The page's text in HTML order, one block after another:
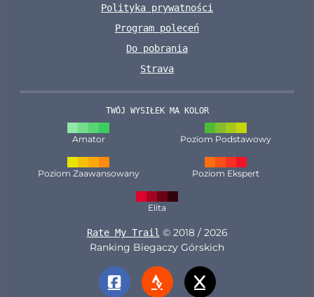
Polityka prywatności
Program poleceń
Do pobrania
Strava
TWÓJ WYSIŁEK MA KOLOR
Amator Poziom Podstawowy
Poziom Zaawansowany Poziom Ekspert
Elita
Rate My Trail © 2018 / 2026
Ranking Biegaczy Górskich